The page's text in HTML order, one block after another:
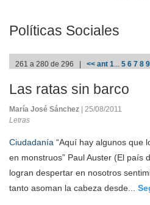
Políticas Sociales
261 a 280 de 296 | << ant 1... 5 6 7 8 9
Las ratas sin barco
María José Sánchez
| 25/08/2011
Letras
Ciudadanía “Aquí hay algunos que
en monstruos” Paul Auster (El país
logran despertar en nosotros
tanto asoman la cabeza desde...